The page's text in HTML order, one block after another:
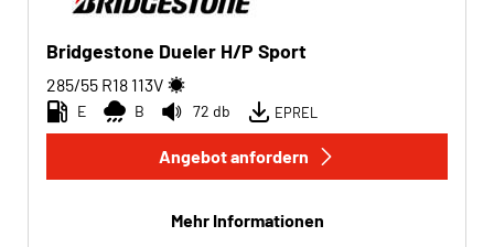
Bridgestone Dueler H/P Sport
285/55 R18 113V
E B 72 db EPREL
Angebot anfordern
Mehr Informationen